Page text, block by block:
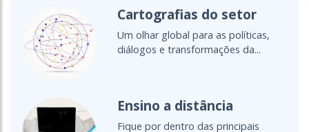
Cartografias do setor
Um olhar global para as políticas,
diálogos e transformações da...
Ensino a distância
Fique por dentro das principais